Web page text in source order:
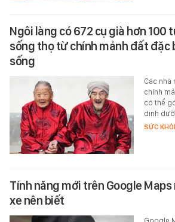
Ngôi làng có 672 cụ già hơn 100
sống thọ từ chính mảnh đất đặc
sống
Các nhà
chính
có thể
dinh
SỨC
Tính năng mới trên Google
xe nên biết